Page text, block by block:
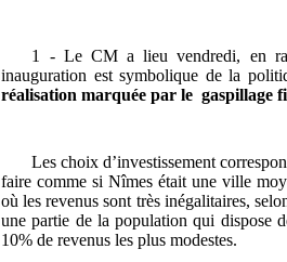
1 - Le CM a lieu vendredi, en
inauguration est symbolique de la
réalisation marquée par le gaspillage
Les choix d’investissement
faire comme si Nîmes était une ville
où les revenus sont très inégalitaires,
une partie de la population qui dispose
10% de revenus les plus modestes.